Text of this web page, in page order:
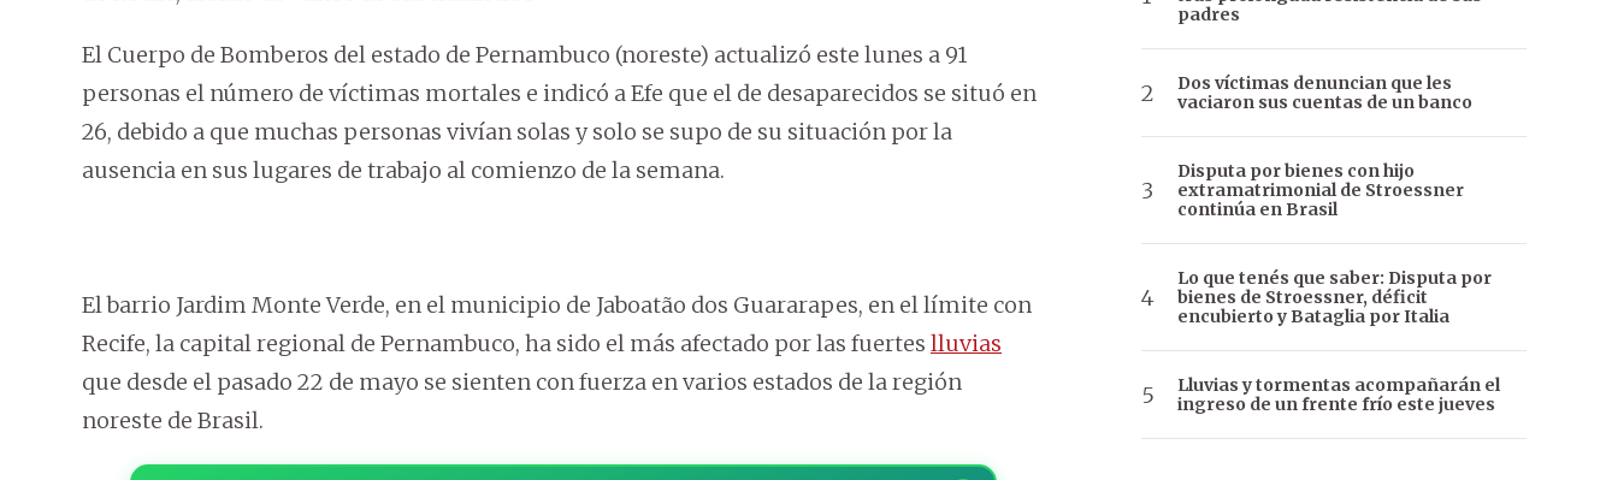
El Cuerpo de Bomberos del estado de Pernambuco (noreste) actualizó este lunes a 91
personas el número de víctimas mortales e indicó a Efe que el de desaparecidos se situó en
26, debido a que muchas personas vivían solas y solo se supo de su situación por la
ausencia en sus lugares de trabajo al comienzo de la semana.
El barrio Jardim Monte Verde, en el municipio de Jaboatão dos Guararapes, en el límite con
Recife, la capital regional de Pernambuco, ha sido el más afectado por las fuertes lluvias
que desde el pasado 22 de mayo se sienten con fuerza en varios estados de la región
noreste de Brasil.
padres
Dos víctimas denuncian que les
vaciaron sus cuentas de un banco
Disputa por bienes con hijo
extramatrimonial de Stroessner
continúa en Brasil
Lo que tenés que saber: Disputa por
bienes de Stroessner, déficit
encubierto y Bataglia por Italia
Lluvias y tormentas acompañarán el
ingreso de un frente frío este jueves